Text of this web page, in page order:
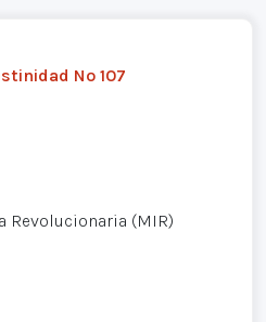
Nº 107
(MIR)